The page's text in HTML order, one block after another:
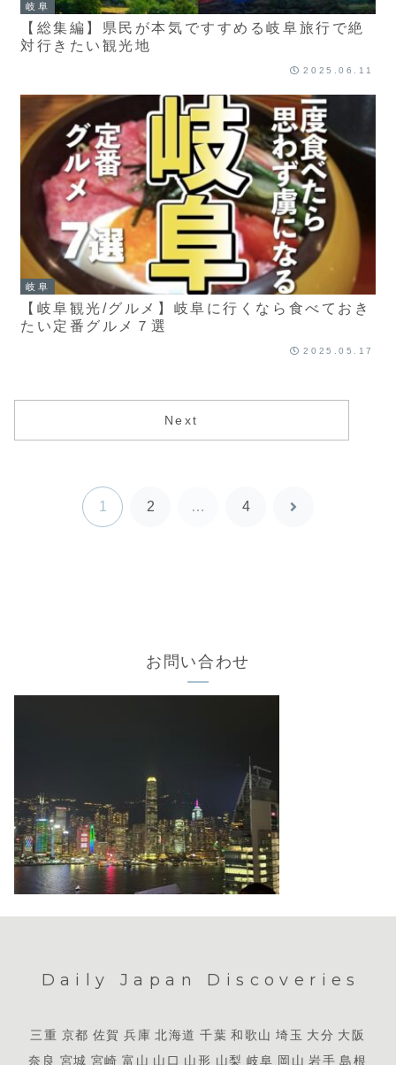
岐阜
【総集編】県民が本気ですすめる岐阜旅行で絶
対行きたい観光地
2025.06.11
岐阜
【岐阜観光/グルメ】岐阜に行くなら食べておき
たい定番グルメ７選
2025.05.17
Next
1 2 … 4
次
お問い合わせ
Daily Japan Discoveries
三重 京都 佐賀 兵庫 北海道 千葉 和歌山 埼玉 大分 大阪
奈良 宮城 宮崎 富山 山口 山形 山梨 岐阜 岡山 岩手 島根